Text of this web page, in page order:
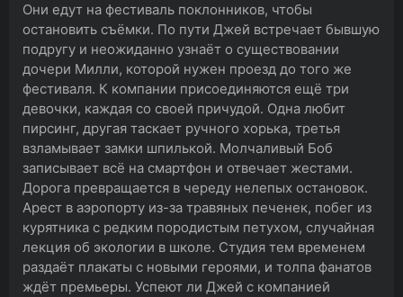
Они едут на фестиваль поклонников, чтобы
остановить съёмки. По пути Джей встречает бывшую
подругу и неожиданно узнаёт о существовании
дочери Милли, которой нужен проезд до того же
фестиваля. К компании присоединяются ещё три
девочки, каждая со своей причудой. Одна любит
пирсинг, другая таскает ручного хорька, третья
взламывает замки шпилькой. Молчаливый Боб
записывает всё на смартфон и отвечает жестами.
Дорога превращается в череду нелепых остановок.
Арест в аэропорту из-за травяных печенек, побег из
курятника с редким породистым петухом, случайная
лекция об экологии в школе. Студия тем временем
раздаёт плакаты с новыми героями, и толпа фанатов
ждёт премьеры. Успеют ли Джей с компанией